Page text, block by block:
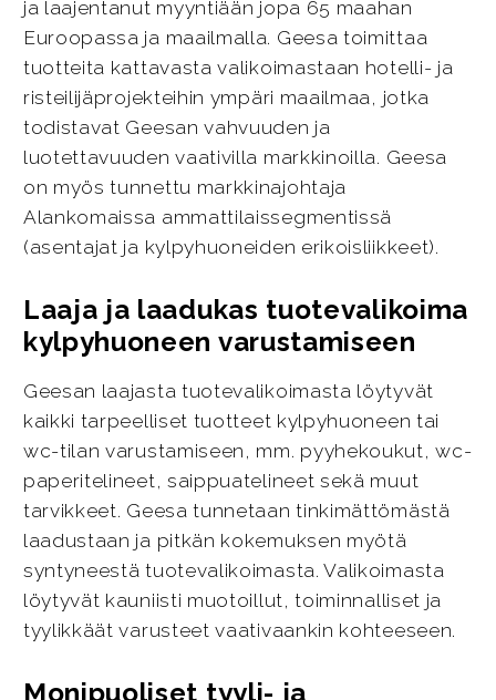
ja laajentanut myyntiään jopa 65 maahan
Euroopassa ja maailmalla. Geesa toimittaa
tuotteita kattavasta valikoimastaan hotelli- ja
risteilijäprojekteihin ympäri maailmaa, jotka
todistavat Geesan vahvuuden ja
luotettavuuden vaativilla markkinoilla. Geesa
on myös tunnettu markkinajohtaja
Alankomaissa ammattilaissegmentissä
(asentajat ja kylpyhuoneiden erikoisliikkeet).
Laaja ja laadukas tuotevalikoima
kylpyhuoneen varustamiseen
Geesan laajasta tuotevalikoimasta löytyvät
kaikki tarpeelliset tuotteet kylpyhuoneen tai
wc-tilan varustamiseen, mm. pyyhekoukut, wc-
paperitelineet, saippuatelineet sekä muut
tarvikkeet. Geesa tunnetaan tinkimättömästä
laadustaan ja pitkän kokemuksen myötä
syntyneestä tuotevalikoimasta. Valikoimasta
löytyvät kauniisti muotoillut, toiminnalliset ja
tyylikkäät varusteet vaativaankin kohteeseen.
Monipuoliset tyyli- ja